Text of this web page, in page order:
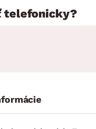
telefonicky?